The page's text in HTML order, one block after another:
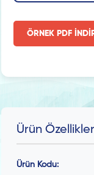
ÖRNEK PDF
Ürün
Ürün Kodu: